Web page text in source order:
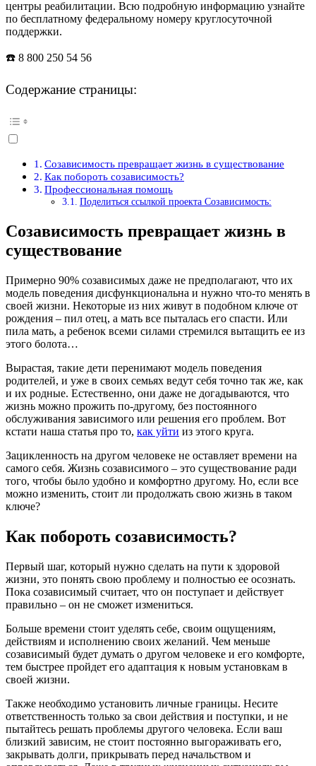
центры реабилитации. Всю подробную информацию узнайте
по бесплатному федеральному номеру круглосуточной
поддержки.
☎️ 8 800 250 54 56
Содержание страницы:
Созависимость превращает жизнь в существование
Как побороть созависимость?
Профессиональная помощь
Поделиться ссылкой проекта Созависимость:
Созависимость превращает жизнь в
существование
Примерно 90% созависимых даже не предполагают, что их
модель поведения дисфункциональна и нужно что-то менять в
своей жизни. Некоторые из них живут в подобном ключе от
рождения – пил отец, а мать все пыталась его спасти. Или
пила мать, а ребенок всеми силами стремился вытащить ее из
этого болота…
Вырастая, такие дети перенимают модель поведения
родителей, и уже в своих семьях ведут себя точно так же, как
и их родные. Естественно, они даже не догадываются, что
жизнь можно прожить по-другому, без постоянного
обслуживания зависимого или решения его проблем. Вот
кстати наша статья про то, как уйти из этого круга.
Зацикленность на другом человеке не оставляет времени на
самого себя. Жизнь созависимого – это существование ради
того, чтобы было удобно и комфортно другому. Но, если все
можно изменить, стоит ли продолжать свою жизнь в таком
ключе?
Как побороть созависимость?
Первый шаг, который нужно сделать на пути к здоровой
жизни, это понять свою проблему и полностью ее осознать.
Пока созависимый считает, что он поступает и действует
правильно – он не сможет измениться.
Больше времени стоит уделять себе, своим ощущениям,
действиям и исполнению своих желаний. Чем меньше
созависимый будет думать о другом человеке и его комфорте,
тем быстрее пройдет его адаптация к новым установкам в
своей жизни.
Также необходимо установить личные границы. Несите
ответственность только за свои действия и поступки, и не
пытайтесь решать проблемы другого человека. Если ваш
близкий зависим, не стоит постоянно выгораживать его,
закрывать долги, прикрывать перед начальством и